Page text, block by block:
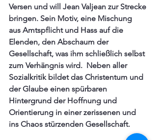
Versen und will Jean Valjean zur Strecke
bringen. Sein Motiv, eine Mischung
aus Amtspflicht und Hass auf die
Elenden, den Abschaum der
Gesellschaft, was ihm schließlich selbst
zum Verhängnis wird.  Neben aller
Sozialkritik bildet das Christentum und
der Glaube einen spürbaren
Hintergrund der Hoffnung und
Orientierung in einer zerissenen und
ins Chaos stürzenden Gesellschaft.